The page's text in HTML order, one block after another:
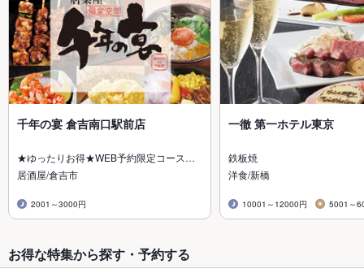
千年の宴 倉吉南口駅前店
★ゆったりお得★WEB予約限定コース…
居酒屋/倉吉市
2001～3000円
一徹 第一ホテル東京
鉄板焼
洋食/新橋
10001～12000円 5001～
お得な特集から探す・予約する